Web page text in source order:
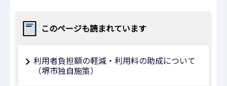
このページも読まれています
利用者負担額の軽減・利用料の助成について
（堺市独自施策）